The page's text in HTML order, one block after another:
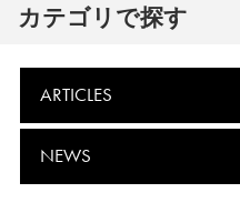
カテゴリで探す
ARTICLES
NEWS